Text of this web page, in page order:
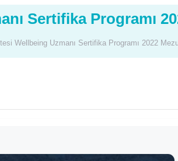
Sertifika Programı
Wellbeing Uzmanı Sertifika Programı 2022